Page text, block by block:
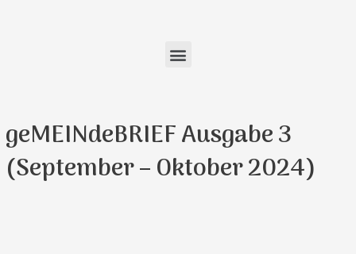
Menu
geMEINdeBRIEF Ausgabe 3
(September – Oktober 2024)